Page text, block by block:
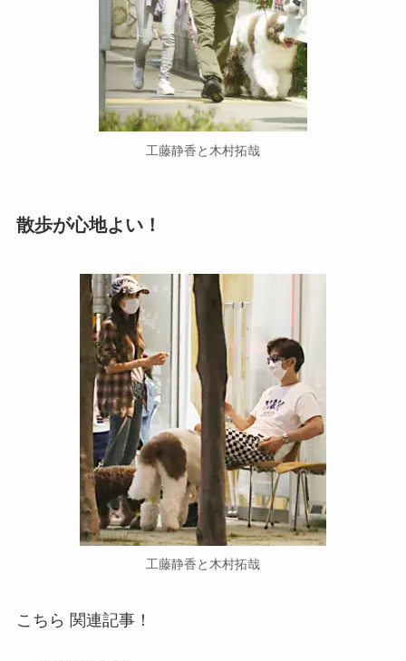
工藤静香と木村拓哉
散歩が心地よい！
工藤静香と木村拓哉
こちら 関連記事！